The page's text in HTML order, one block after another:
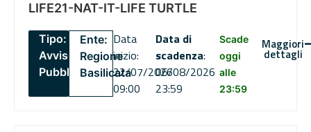
LIFE21-NAT-IT-LIFE TURTLE
Tipo:
Avviso
Pubblico
Ente:
Regione
Basilicata
Data
inizio:
22/07/2026
09:00
Data di
scadenza:
06/08/2026
23:59
Scade
oggi
alle
23:59
Maggiori
dettagli